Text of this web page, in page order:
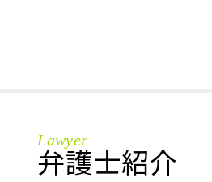
盗 時効 何年
釈放 取消
Lawyer
弁護士紹介